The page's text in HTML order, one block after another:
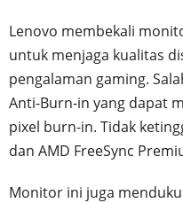
Lenovo membekali
untuk menjaga kualitas
pengalaman gaming.
Anti-Burn-in yang dapat
pixel burn-in. Tidak
dan AMD FreeSync
Monitor ini juga